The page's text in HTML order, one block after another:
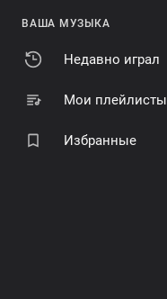
ВАША МУЗЫКА
Недавно играл
Мои плейлисты
Избранные